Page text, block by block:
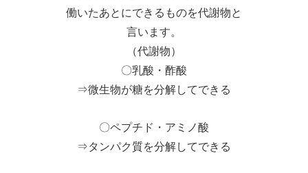
働いたあとにできるものを代謝物と
言います。
（代謝物）
〇乳酸・酢酸
⇒微生物が糖を分解してできる
〇ペプチド・アミノ酸
⇒タンパク質を分解してできる